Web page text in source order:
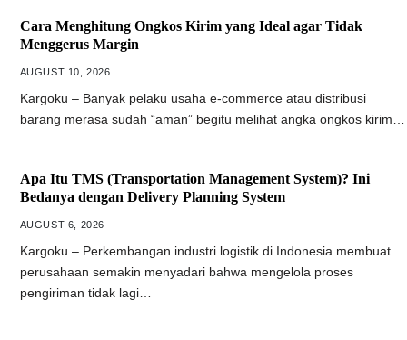
Cara Menghitung Ongkos Kirim yang Ideal agar Tidak
Menggerus Margin
AUGUST 10, 2026
Kargoku – Banyak pelaku usaha e-commerce atau distribusi
barang merasa sudah “aman” begitu melihat angka ongkos kirim…
Apa Itu TMS (Transportation Management System)? Ini
Bedanya dengan Delivery Planning System
AUGUST 6, 2026
Kargoku – Perkembangan industri logistik di Indonesia membuat
perusahaan semakin menyadari bahwa mengelola proses
pengiriman tidak lagi…